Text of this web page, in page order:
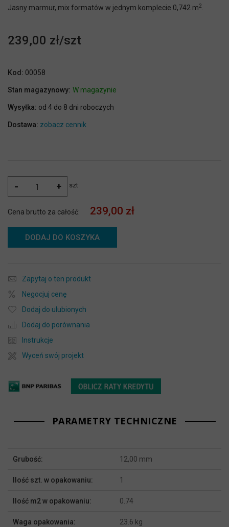
Jasny marmur, mix formatów w jednym komplecie 0,742 m2
239,00 zł
Kod: 00058
Stan magazynowy: W magazynie
Wysyłka: od 4 do 8 dni roboczych
Dostawa: zobacz cennik
- + szt
Cena brutto za całość: 239,00 zł
DODAJ DO KOSZYKA
Zapytaj o ten produkt
Negocjuj cenę
Dodaj do ulubionych
Dodaj do porównania
Instrukcje
Wyceń swój projekt
PARAMETRY TECHNICZNE
Więcej
Grubość: 12,00 mm
Ilość szt. w opakowaniu: 1
Ilość m2 w opakowaniu: 0.74
Waga opakowania: 23.6 kg